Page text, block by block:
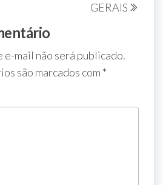
GERAIS
e-mail não será publicado.
são marcados com *